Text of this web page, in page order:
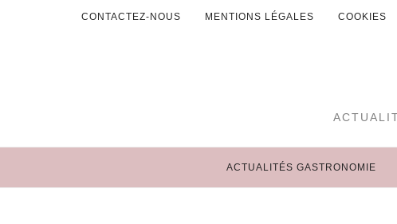
CONTACTEZ-NOUS MENTIONS LÉGALES COOKIES
ACTUALITÉS GASTRONOMIE